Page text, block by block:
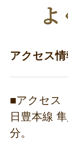
アクセス情
■アクセス
日豊本線
分。